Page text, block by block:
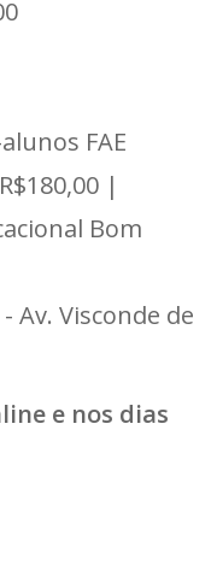
FAE
|
Bom
Av. Visconde de
e nos dias